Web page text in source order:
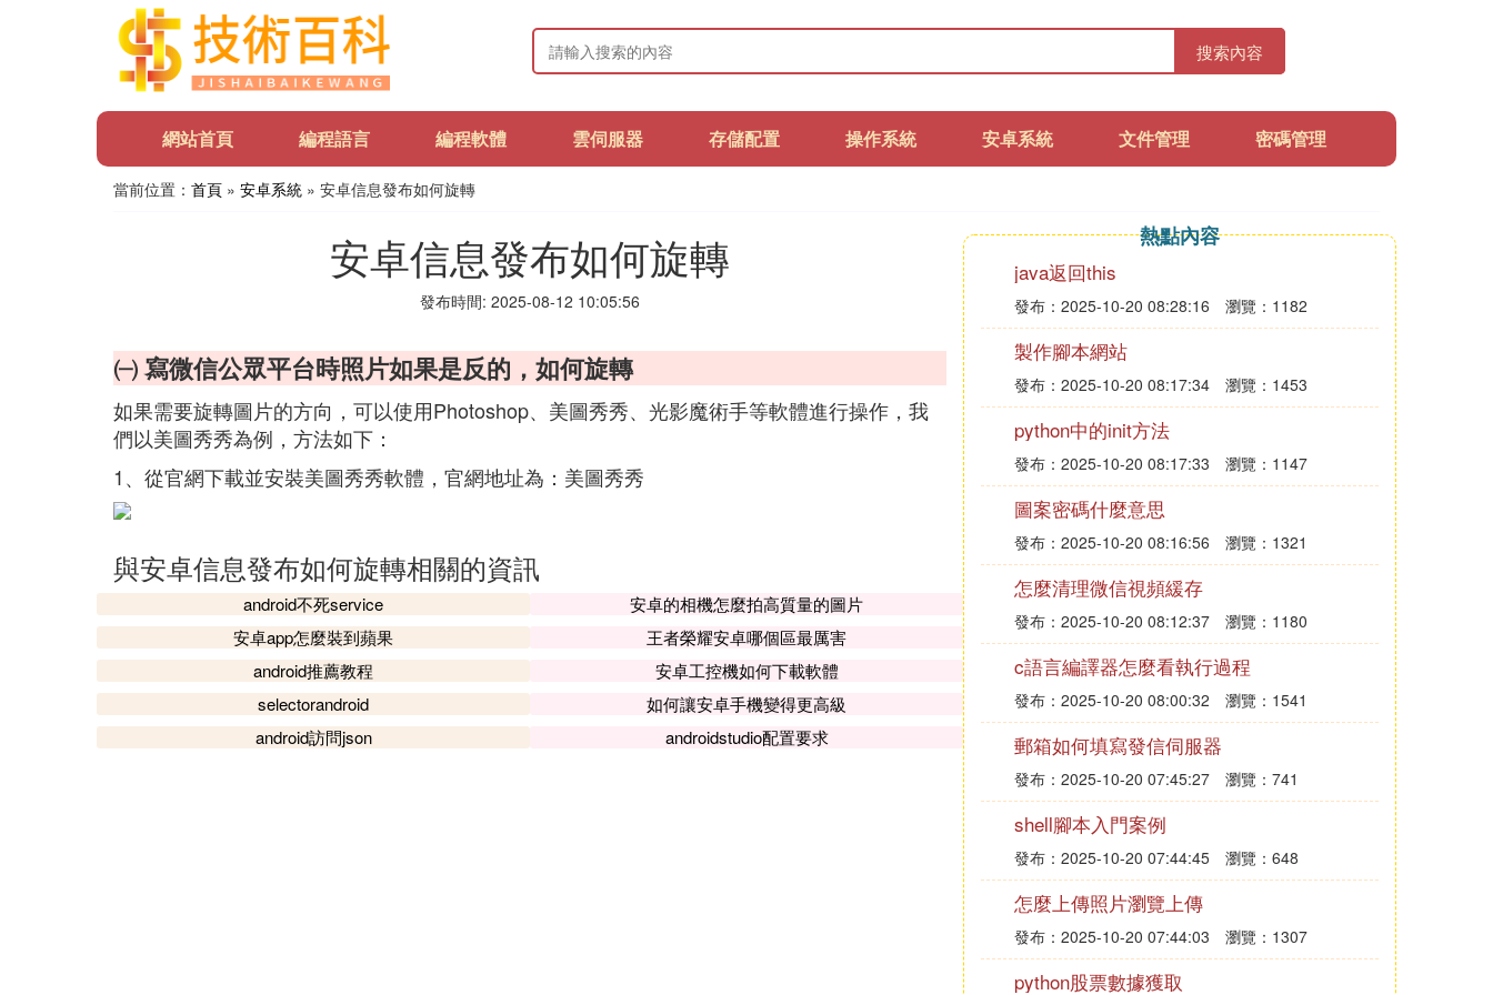
搜索內容
網站首頁 編程語言 編程軟體 雲伺服器 存儲配置 操作系統 安卓系統 文件管理 密碼管理
當前位置： 首頁 » 安卓系統 » 安卓信息發布如何旋轉
安卓信息發布如何旋轉
發布時間: 2025-08-12 10:05:56
㈠ 寫微信公眾平台時照片如果是反的，如何旋轉
如果需要旋轉圖片的方向，可以使用Photoshop、美圖秀秀、光影魔術手等軟體進行操作，我
們以美圖秀秀為例，方法如下：
1、從官網下載並安裝美圖秀秀軟體，官網地址為：美圖秀秀
與安卓信息發布如何旋轉相關的資訊
android不死service
安卓的相機怎麼拍高質量的圖片
安卓app怎麼裝到蘋果
王者榮耀安卓哪個區最厲害
android推薦教程
安卓工控機如何下載軟體
selectorandroid
如何讓安卓手機變得更高級
android訪問json
androidstudio配置要求
熱點內容
java返回this
發布：2025-10-20 08:28:16 瀏覽：1182
製作腳本網站
發布：2025-10-20 08:17:34 瀏覽：1453
python中的init方法
發布：2025-10-20 08:17:33 瀏覽：1147
圖案密碼什麼意思
發布：2025-10-20 08:16:56 瀏覽：1321
怎麼清理微信視頻緩存
發布：2025-10-20 08:12:37 瀏覽：1180
c語言編譯器怎麼看執行過程
發布：2025-10-20 08:00:32 瀏覽：1541
郵箱如何填寫發信伺服器
發布：2025-10-20 07:45:27 瀏覽：741
shell腳本入門案例
發布：2025-10-20 07:44:45 瀏覽：648
怎麼上傳照片瀏覽上傳
發布：2025-10-20 07:44:03 瀏覽：1307
python股票數據獲取